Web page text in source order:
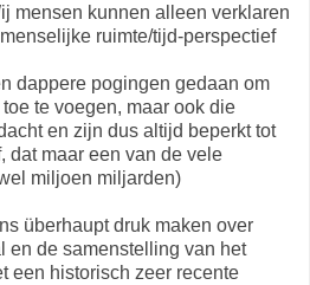
mensen kunnen alleen verklaren
ruimte/tijd-perspectief
dappere pogingen gedaan om
te voegen, maar ook die
en zijn dus altijd beperkt tot
dat maar een van de vele
miljoen miljarden)
überhaupt druk maken over
en de samenstelling van het
een historisch zeer recente